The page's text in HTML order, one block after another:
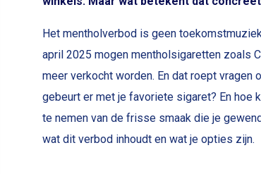
Het mentholverbod is geen
april 2025 mogen mentholsigaretten zoals
meer verkocht worden. En dat roept vragen
gebeurt er met je favoriete sigaret? En hoe
te nemen van de frisse smaak die je
wat dit verbod inhoudt en wat je opties zijn.